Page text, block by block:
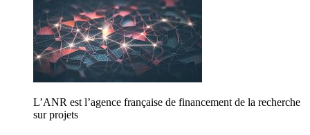
L’ANR est l’agence française de financement de la recherche
sur projets